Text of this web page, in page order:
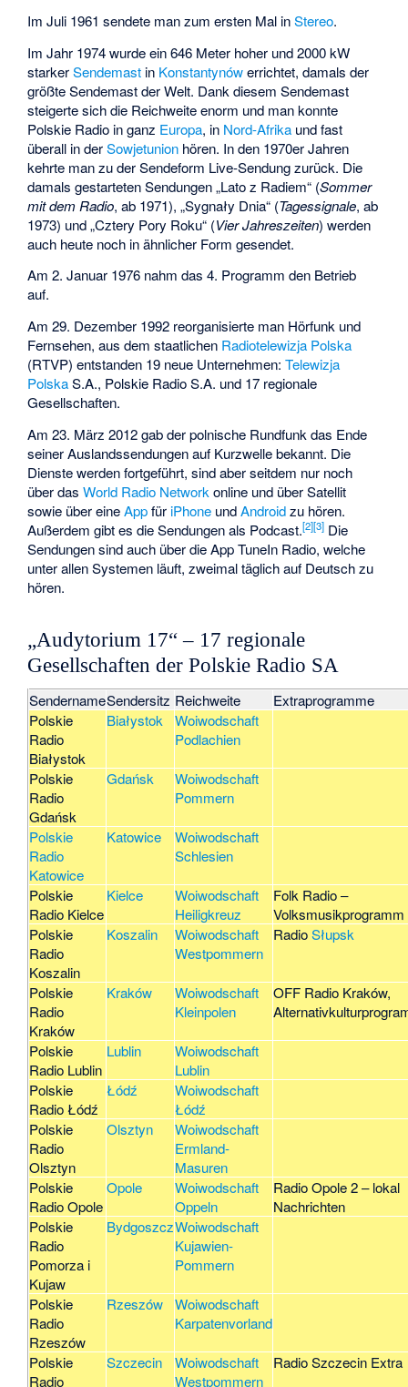
Im Juli 1961 sendete man zum ersten Mal inStereo.
Im Jahr 1974 wurde ein 646 Meter hoher und 2000 kW
starkerSendemast in Konstantynówerrichtet, damals der
größte Sendemast der Welt. Dank diesem Sendemast
steigerte sich die Reichweite enorm und man konnte
Polskie Radio in ganz Europa, in Nord-Afrika und fast
überall in derSowjetunion hören. In den 1970er Jahren
kehrte man zu der Sendeform Live-Sendung zurück. Die
damals gestarteten Sendungen „Lato z Radiem“ (Sommer
mit dem Radio, ab 1971), „Sygnały Dnia“ (Tagessignale, ab
1973) und „Cztery Pory Roku“ (Vier Jahreszeiten) werden
auch heute noch in ähnlicher Form gesendet.
Am 2. Januar 1976 nahm das 4. Programm den Betrieb
auf.
Am 29. Dezember 1992 reorganisierte man Hörfunk und
Fernsehen, aus dem staatlichen Radiotelewizja Polska
(RTVP) entstanden 19 neue Unternehmen:Telewizja
PolskaS.A., Polskie Radio S.A. und 17 regionale
Gesellschaften.
Am 23. März 2012 gab der polnische Rundfunk das Ende
seiner Auslandssendungen auf Kurzwelle bekannt. Die
Dienste werden fortgeführt, sind aber seitdem nur noch
über dasWorld Radio Network online und über Satellit
sowie über eineAppfür iPhone undAndroidzu hören.
Außerdem gibt es die Sendungen als Podcast.[2][3] Die
Sendungen sind auch über die App TuneIn Radio, welche
unter allen Systemen läuft, zweimal täglich auf Deutsch zu
hören.
„Audytorium 17“ – 17 regionale
Gesellschaften der Polskie Radio SA
SendernameSendersitz Reichweite
Extraprogramme
Polskie
Radio
Białystok
Białystok
Woiwodschaft
Podlachien
Polskie
Radio
Gdańsk
Gdańsk
Woiwodschaft
Pommern
Polskie
Radio
Katowice
Katowice
Woiwodschaft
Schlesien
Polskie
Radio Kielce
Kielce
Woiwodschaft
Heiligkreuz
Folk Radio –
Volksmusikprogramm
Polskie
Radio
Koszalin
Koszalin
Woiwodschaft
Westpommern
RadioSłupsk
Polskie
Radio
Kraków
Kraków
Woiwodschaft
Kleinpolen
OFF Radio Kraków,
Polskie
Radio Lublin
Lublin
Woiwodschaft
Lublin
Polskie
Radio Łódź
Łódź
Woiwodschaft
Łódź
Polskie
Radio
Olsztyn
Olsztyn
Woiwodschaft
Ermland-
Masuren
Polskie
Radio Opole
Opole
Woiwodschaft
Oppeln
Radio Opole 2 – lokal
Nachrichten
Polskie
Radio
Pomorza i
Kujaw
BydgoszczWoiwodschaft
Kujawien-
Pommern
Polskie
Radio
Rzeszów
Rzeszów
Woiwodschaft
Karpatenvorland
Polskie
Radio
Szczecin
Woiwodschaft
Westpommern
Radio Szczecin Extra